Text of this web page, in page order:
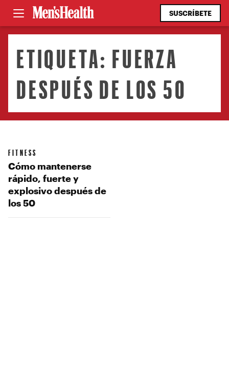
SUSCRÍBETE
ETIQUETA: FUERZA
DESPUÉS DE LOS 50
FITNESS
Cómo mantenerse
rápido, fuerte y
explosivo después de
los 50